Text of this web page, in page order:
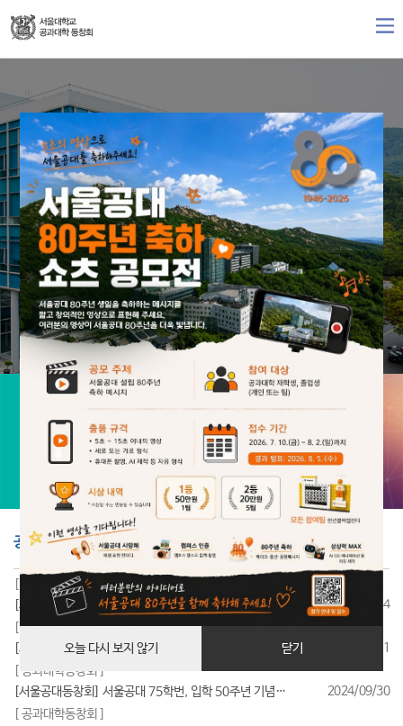
오늘 다시 보지 않기 닫기
공지사항 더보기
[ 공과대학동창회 ]
[서울공대동창회] 서울공대 85학번, 입학 40주년 기념행사 성료
2025/07/24
[ 공과대학동창회 ]
[서울공대동창회] 서울공대 95학번, 입학 30주년 기념행사 성료
2025/07/11
[ 공과대학동창회 ]
[서울공대동창회] 서울공대 75학번, 입학 50주년 기념행사 성료
2024/09/30
[ 공과대학동창회 ]